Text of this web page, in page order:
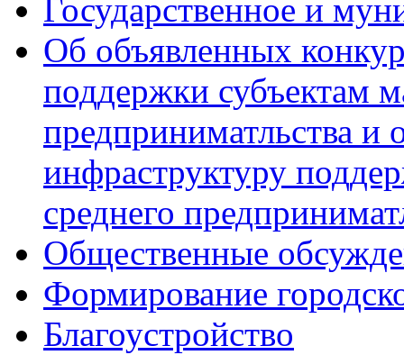
Государственное и
Об объявленных
поддержки субъектам
предприниматльства
инфраструктуру
среднего
Общественные
Формирование
Благоустройство